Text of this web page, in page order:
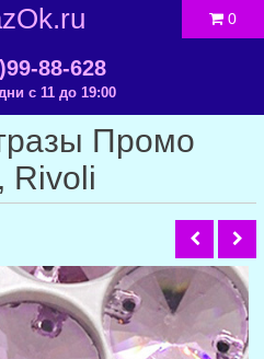
88-628
с 11 до 19:00
0
Промо
Rivoli